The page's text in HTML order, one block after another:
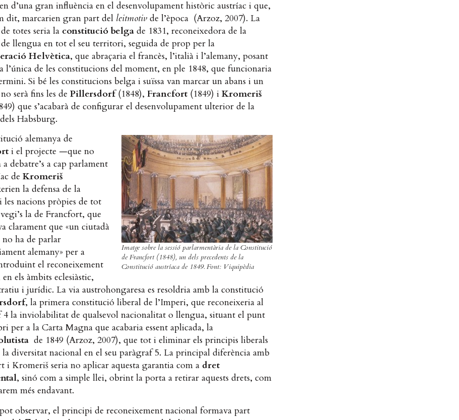
d’una gran influència en el desenvolupament històric austríac i que,
dit, marcarien gran part del leitmotiv de l’època (Arzoz, 2007). La
totes seria la constitució belga de 1831, reconeixedora de la
llengua en tot el seu territori, seguida de prop per la
Helvètica, que abraçaria el francès, l’italià i l’alemany, posant
l’única de les constitucions del moment, en ple 1848, que funcionaria
Si bé les constitucions belga i suïssa van marcar un abans i un
serà fins les de Pillersdorf(1848), Francfort (1849) i Kromeriš
que s’acabarà de configurar el desenvolupament ulterior de la
Habsburg.
Imatge sobre la sessió parlarmentària de la Constitució
de Francfort (1848), un dels precedents de la
Constitució austríaca de 1849. Font: Viquipèdia
alemanya de
i el projecte —que no
debatre’s a cap parlament
de Kromeriš
la defensa de la
les nacions pròpies de tot
la de Francfort, que
clarament que «un ciutadà
no ha de parlar
alemany» per a
el reconeixement
els àmbits eclesiàstic,
i jurídic. La via austrohongaresa es resoldria amb la constitució
, la primera constitució liberal de l’Imperi, que reconeixeria al
4 la inviolabilitat de qualsevol nacionalitat o llengua, situant el punt
per a la Carta Magna que acabaria essent aplicada, la
de 1849 (Arzoz, 2007), que tot i eliminar els principis liberals
diversitat nacional en el seu paràgraf 5. La principal diferència amb
i Kromeriš seria no aplicar aquesta garantia com a dret
, sinó com a simple llei, obrint la porta a retirar aquests drets, com
més endavant.
observar, el principi de reconeixement nacional formava part